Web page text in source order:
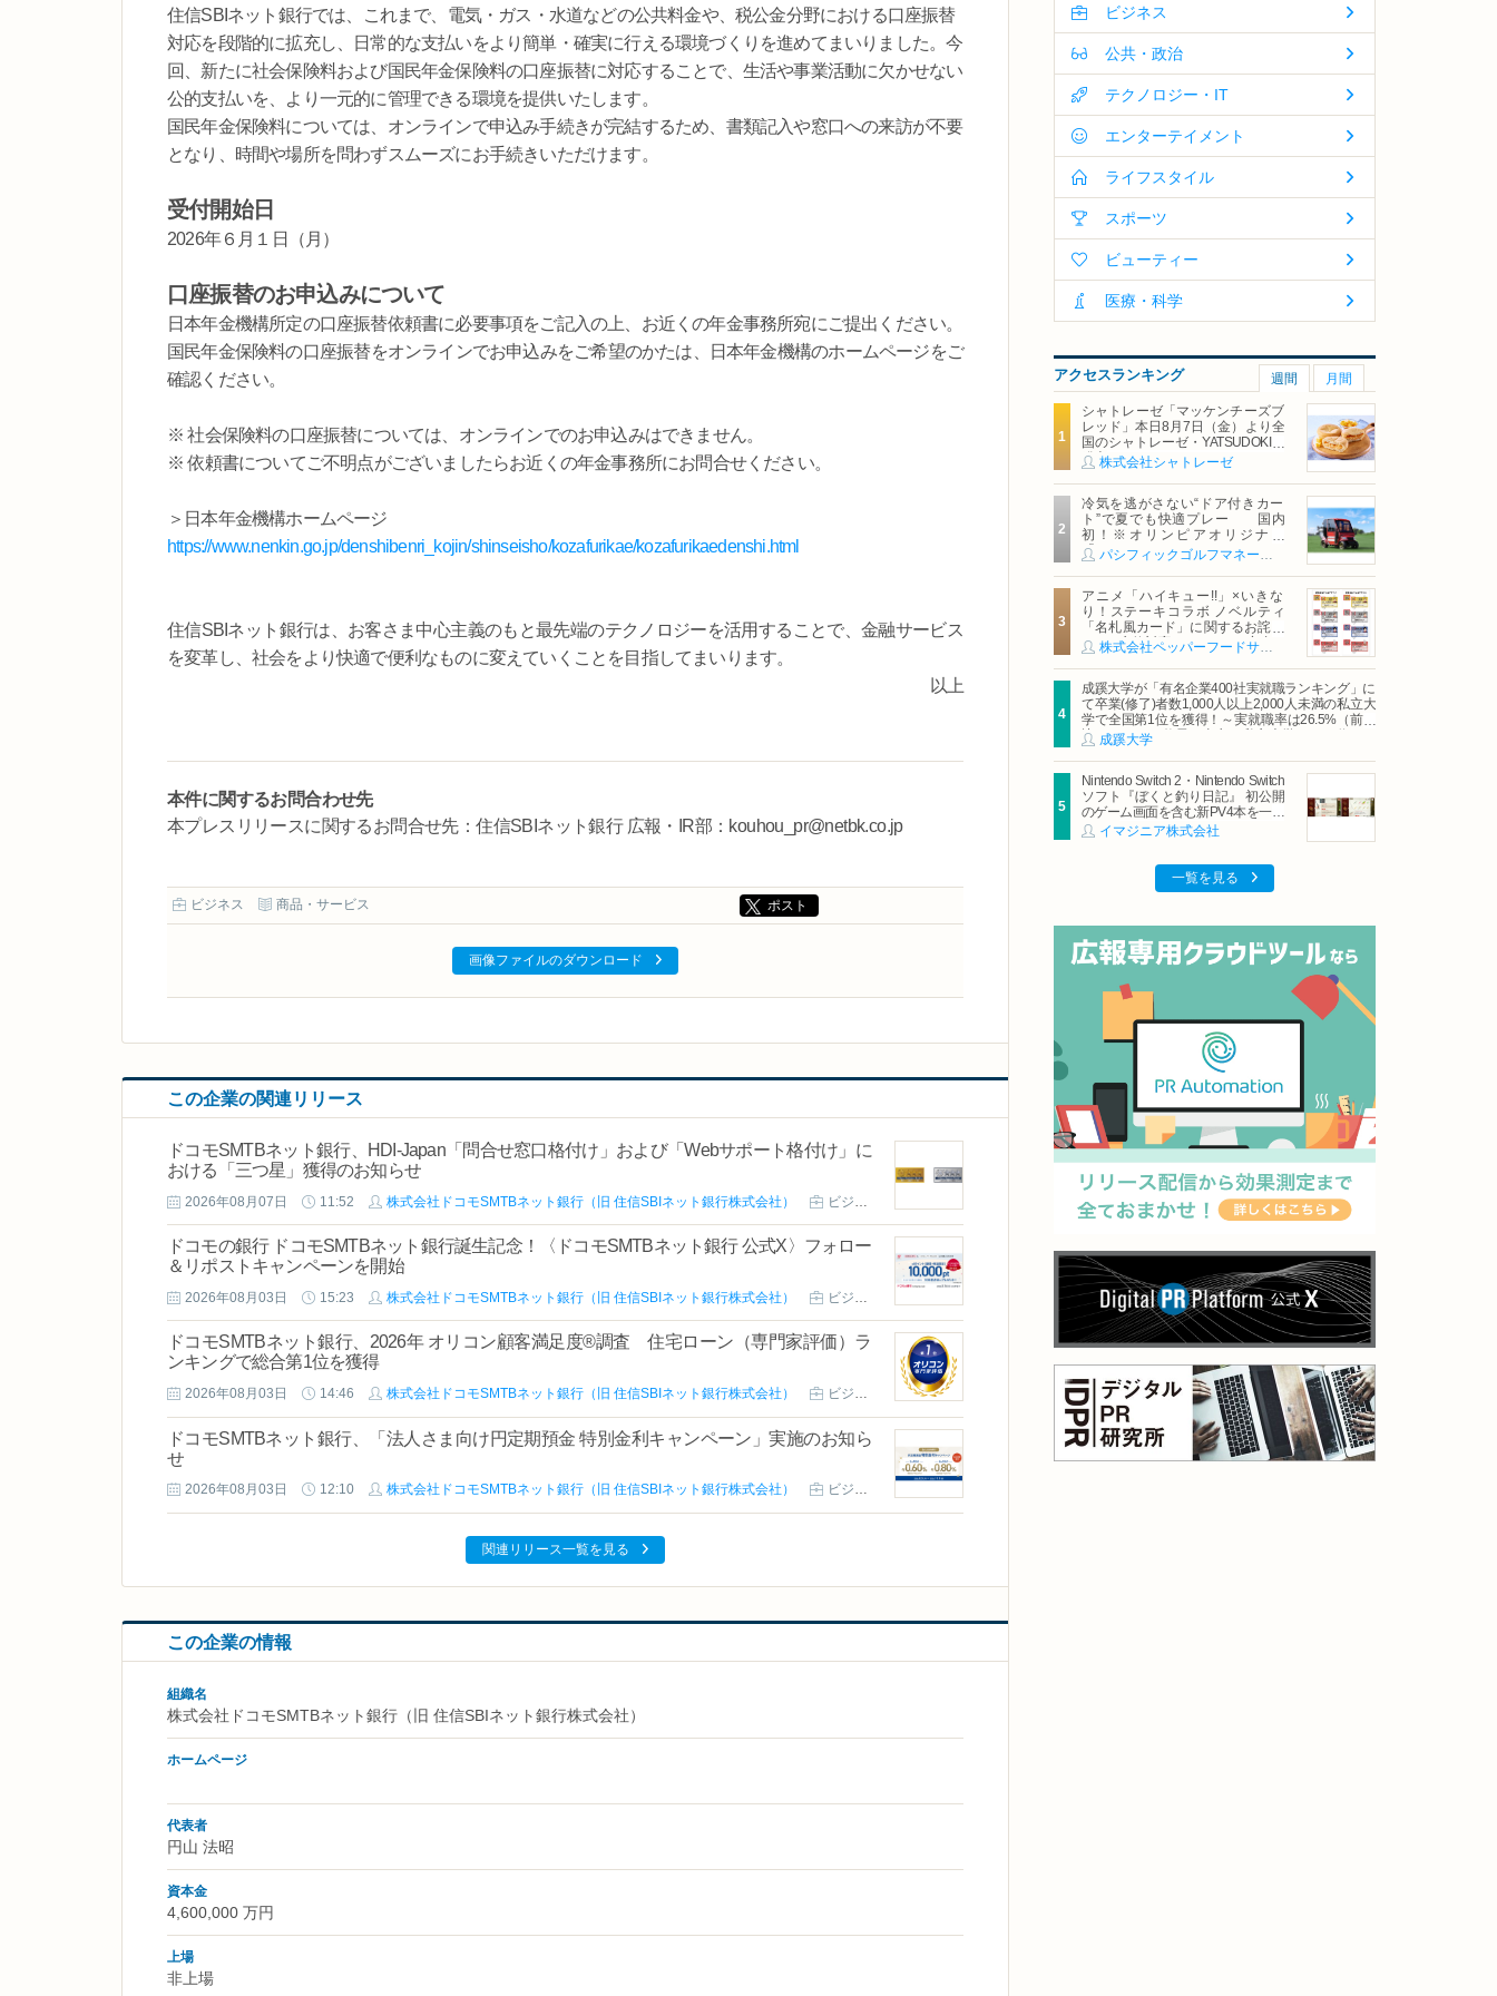
住信SBIネット銀行では、これまで、電気・ガス・水道などの公共料金や、税公金分野における口座振替
対応を段階的に拡充し、日常的な支払いをより簡単・確実に行える環境づくりを進めてまいりました。今
回、新たに社会保険料および国民年金保険料の口座振替に対応することで、生活や事業活動に欠かせない
公的支払いを、より一元的に管理できる環境を提供いたします。
国民年金保険料については、オンラインで申込み手続きが完結するため、書類記入や窓口への来訪が不要
となり、時間や場所を問わずスムーズにお手続きいただけます。
受付開始日
2026年６月１日（月）
口座振替のお申込みについて
日本年金機構所定の口座振替依頼書に必要事項をご記入の上、お近くの年金事務所宛にご提出ください。
国民年金保険料の口座振替をオンラインでお申込みをご希望のかたは、日本年金機構のホームページをご
確認ください。
※ 社会保険料の口座振替については、オンラインでのお申込みはできません。
※ 依頼書についてご不明点がございましたらお近くの年金事務所にお問合せください。
＞日本年金機構ホームページ
https://www.nenkin.go.jp/denshibenri_kojin/shinseisho/kozafurikae/kozafurikaedenshi.html
住信SBIネット銀行は、お客さま中心主義のもと最先端のテクノロジーを活用することで、金融サービス
を変革し、社会をより快適で便利なものに変えていくことを目指してまいります。
以上
本件に関するお問合わせ先
本プレスリリースに関するお問合せ先：住信SBIネット銀行 広報・IR部：kouhou_pr@netbk.co.jp
ビジネス 商品・サービス ポスト
画像ファイルのダウンロード
この企業の関連リリース
ドコモSMTBネット銀行、HDI-Japan「問合せ窓口格付け」および「Webサポート格付け」に
おける「三つ星」獲得のお知らせ
2026年08月07日 11:52 株式会社ドコモSMTBネット銀行（旧 住信SBIネット銀行株式会社） ビジネス
ドコモの銀行 ドコモSMTBネット銀行誕生記念！〈ドコモSMTBネット銀行 公式X〉フォロー
＆リポストキャンペーンを開始
2026年08月03日 15:23 株式会社ドコモSMTBネット銀行（旧 住信SBIネット銀行株式会社） ビジネス
ドコモSMTBネット銀行、2026年 オリコン顧客満足度®調査 住宅ローン（専門家評価）ラ
ンキングで総合第1位を獲得
2026年08月03日 14:46 株式会社ドコモSMTBネット銀行（旧 住信SBIネット銀行株式会社） ビジネス
ドコモSMTBネット銀行、「法人さま向け円定期預金 特別金利キャンペーン」実施のお知ら
せ
2026年08月03日 12:10 株式会社ドコモSMTBネット銀行（旧 住信SBIネット銀行株式会社） ビジネス
関連リリース一覧を見る
この企業の情報
組織名
株式会社ドコモSMTBネット銀行（旧 住信SBIネット銀行株式会社）
ホームページ
代表者
円山 法昭
資本金
4,600,000 万円
上場
非上場
ビジネス
公共・政治
テクノロジー・IT
エンターテイメント
ライフスタイル
スポーツ
ビューティー
医療・科学
アクセスランキング 週間 月間
シャトレーゼ「マッケンチーズブ
レッド」本日8月7日（金）より全
国のシャトレーゼ・YATSUDOKIで
発売株式会社シャトレーゼ
冷気を逃がさない“ドア付きカー
ト”で夏でも快適プレー 国内
初！※オリンピアオリジナル
「AirCon Cart（エアコンカー
ト）」導入 | ＰＧＭ
アニメ「ハイキュー!!」×いきな
り！ステーキコラボ ノベルティ
「名札風カード」に関するお詫び
および交換対応についてのご案内
成蹊大学が「有名企業400社実就職ランキング」に
て卒業(修了)者数1,000人以上2,000人未満の私立大
学で全国第1位を獲得！～実就職率は26.5%（前年
比＋4.3pt）に伸長、東京の私立大学でも10位にラ
ンクイン～
成蹊大学
Nintendo Switch 2・Nintendo Switch
ソフト『ぼくと釣り日記』 初公開
のゲーム画面を含む新PV4本を一挙
公開！イマジニア株式会社
一覧を見る